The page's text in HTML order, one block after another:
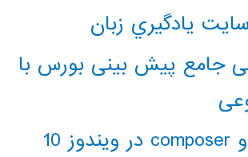
يادگيري زبان
جامع پیش بینی بورس با